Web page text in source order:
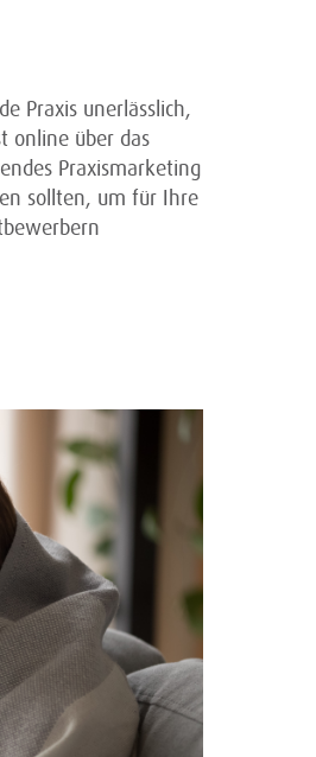
Praxis unerlässlich,
online über das
Praxismarketing
sollten, um für Ihre